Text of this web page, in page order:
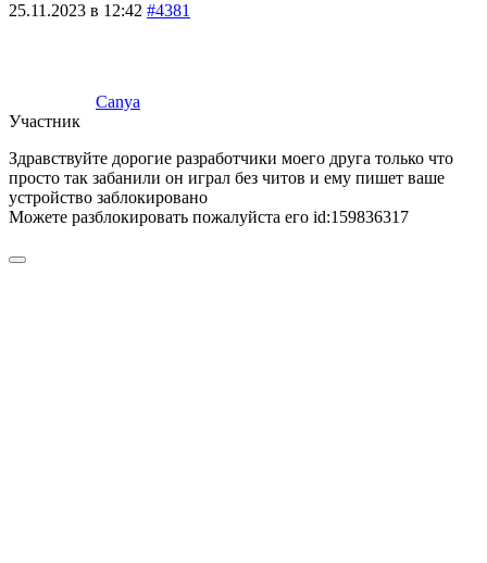
25.11.2023 в 12:42 #4381
Canya
Участник
Здравствуйте дорогие разработчики моего друга только что
просто так забанили он играл без читов и ему пишет ваше
устройство заблокировано
Можете разблокировать пожалуйста его id:159836317